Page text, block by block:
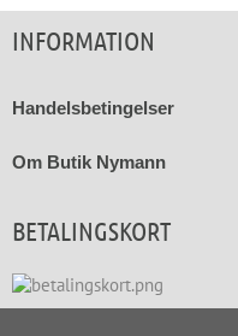
INFORMATION
Handelsbetingelser
Om Butik Nymann
BETALINGSKORT